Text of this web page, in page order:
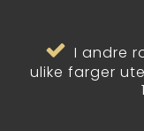
I andre
ulike farger